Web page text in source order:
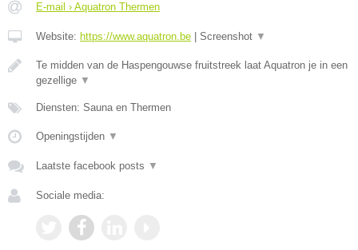
E-mail › Aquatron Thermen
Website: https://www.aquatron.be Screenshot ▼
Te midden van de Haspengouwse fruitstreek laat Aquatron je in een
gezellige ▼
Diensten: Sauna en Thermen
Openingstijden ▼
Laatste facebook posts ▼
Sociale media: